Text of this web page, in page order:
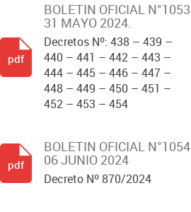
BOLETIN OFICIAL N°1053
31 MAYO 2024.
Decretos Nº: 438 – 439 –
440 – 441 – 442 – 443 –
444 – 445 – 446 – 447 –
448 – 449 – 450 – 451 –
452 – 453 – 454
pdf
BOLETIN OFICIAL N°1054
06 JUNIO 2024
Decreto Nº 870/2024
pdf